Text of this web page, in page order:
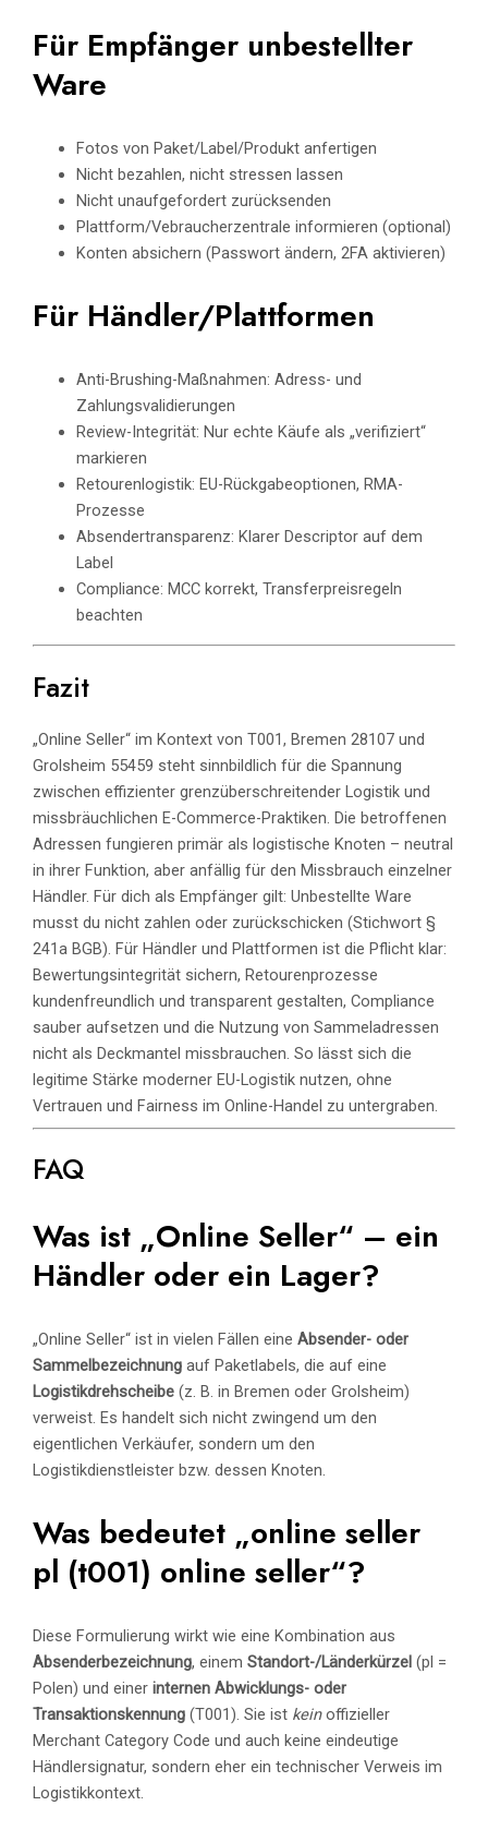
Für Empfänger unbestellter
Ware
Fotos von Paket/Label/Produkt anfertigen
Nicht bezahlen, nicht stressen lassen
Nicht unaufgefordert zurücksenden
Plattform/Vebraucherzentrale informieren (optional)
Konten absichern (Passwort ändern, 2FA aktivieren)
Für Händler/Plattformen
Anti-Brushing-Maßnahmen: Adress- und
Zahlungsvalidierungen
Review-Integrität: Nur echte Käufe als „verifiziert“
markieren
Retourenlogistik: EU-Rückgabeoptionen, RMA-
Prozesse
Absendertransparenz: Klarer Descriptor auf dem
Label
Compliance: MCC korrekt, Transferpreisregeln
beachten
Fazit
„Online Seller“ im Kontext von T001, Bremen 28107 und
Grolsheim 55459 steht sinnbildlich für die Spannung
zwischen effizienter grenzüberschreitender Logistik und
missbräuchlichen E-Commerce-Praktiken. Die betroffenen
Adressen fungieren primär als logistische Knoten – neutral
in ihrer Funktion, aber anfällig für den Missbrauch einzelner
Händler. Für dich als Empfänger gilt: Unbestellte Ware
musst du nicht zahlen oder zurückschicken (Stichwort §
241a BGB). Für Händler und Plattformen ist die Pflicht klar:
Bewertungsintegrität sichern, Retourenprozesse
kundenfreundlich und transparent gestalten, Compliance
sauber aufsetzen und die Nutzung von Sammeladressen
nicht als Deckmantel missbrauchen. So lässt sich die
legitime Stärke moderner EU-Logistik nutzen, ohne
Vertrauen und Fairness im Online-Handel zu untergraben.
FAQ
Was ist „Online Seller“ – ein
Händler oder ein Lager?
„Online Seller“ ist in vielen Fällen eineAbsender- oder
Sammelbezeichnung auf Paketlabels, die auf eine
Logistikdrehscheibe (z. B. in Bremen oder Grolsheim)
verweist. Es handelt sich nicht zwingend um den
eigentlichen Verkäufer, sondern um den
Logistikdienstleister bzw. dessen Knoten.
Was bedeutet „online seller
pl (t001) online seller“?
Diese Formulierung wirkt wie eine Kombination aus
Absenderbezeichnung, einemStandort-/Länderkürzel (pl =
Polen) und einerinternen Abwicklungs- oder
Transaktionskennung (T001). Sie ist keinoffizieller
Merchant Category Code und auch keine eindeutige
Händlersignatur, sondern eher ein technischer Verweis im
Logistikkontext.